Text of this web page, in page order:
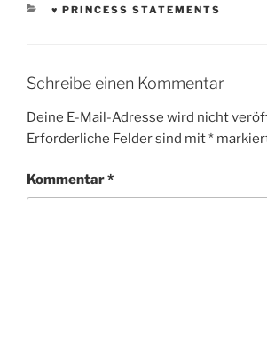
KATEGORIEN
♥ PRINCESS STATEMENTS
Schreibe einen Kommentar
Deine E-Mail-Adresse wird nicht
Erforderliche Felder sind mit*
Kommentar*